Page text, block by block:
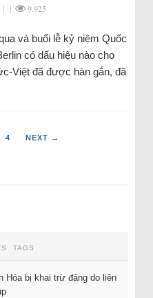
| | 9.925
và buổi lễ kỷ niệm Quốc
có dấu hiệu nào cho
Việt đã được hàn gắn, đã
4 NEXT →
TAGS
Hóa bị khai trừ đảng do liên